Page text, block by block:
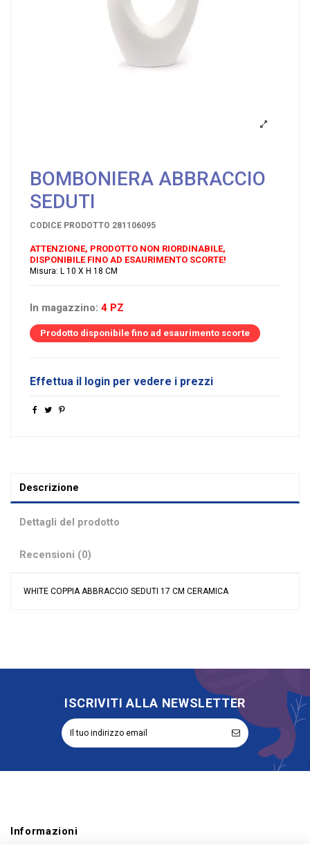
BOMBONIERA ABBRACCIO
SEDUTI
CODICE PRODOTTO 281106095
ATTENZIONE, PRODOTTO NON RIORDINABILE,
DISPONIBILE FINO AD ESAURIMENTO SCORTE!
Misura: L 10 X H 18 CM
In magazzino: 4 PZ
Prodotto disponibile fino ad esaurimento scorte
Effettua il login per vedere i prezzi
Descrizione
Dettagli del prodotto
Recensioni (0)
WHITE COPPIA ABBRACCIO SEDUTI 17 CM CERAMICA
Evento Matrimonio
Rappresentazione Sposi
Riordinabile
ISCRIVITI ALLA NEWSLETTER
Informazioni